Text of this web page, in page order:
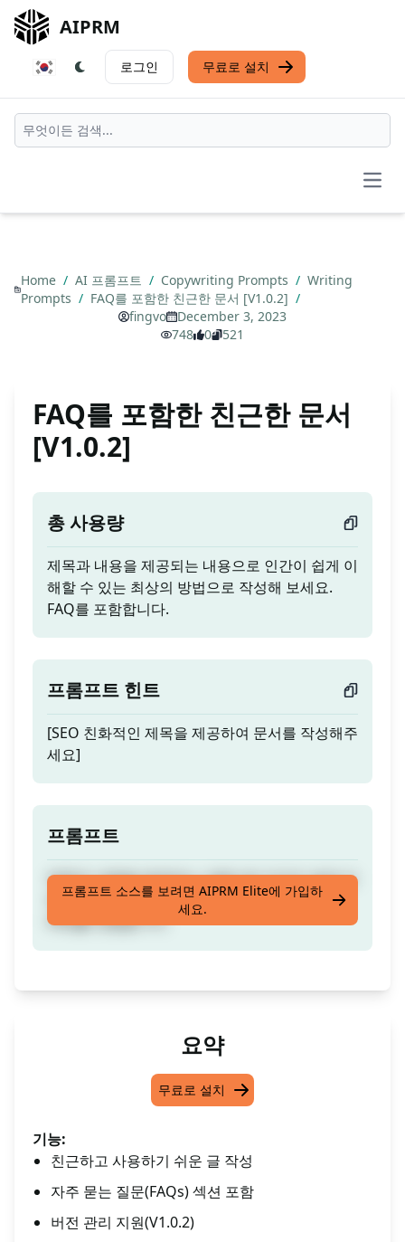
AIPRM
로그인 무료로 설치
Home / AI 프롬프트 / Copywriting Prompts / Writing
Prompts / FAQ를 포함한 친근한 문서 [V1.0.2] /
fingvo
December 3, 2023
748
0 521
FAQ를 포함한 친근한 문서
[V1.0.2]
총 사용량
제목과 내용을 제공되는 내용으로 인간이 쉽게 이
해할 수 있는 최상의 방법으로 작성해 보세요.
FAQ를 포함합니다.
프롬프트 힌트
[SEO 친화적인 제목을 제공하여 문서를 작성해주
세요]
프롬프트
제목과 내용을 제공되는 내용으로 인간이 쉽게 이
해할 수 있는 최상의 방법으로 작성해 보세요.
FAQ를 포함합니다.
프롬프트 소스를 보려면 AIPRM Elite에 가입하
세요.
요약
무료로 설치
기능:
친근하고 사용하기 쉬운 글 작성
자주 묻는 질문(FAQs) 섹션 포함
버전 관리 지원(V1.0.2)